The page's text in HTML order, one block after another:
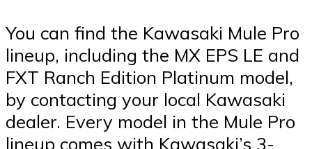
You can find the Kawasaki Mule Pro
lineup, including the MX EPS LE and
FXT Ranch Edition Platinum model,
by contacting your local Kawasaki
dealer. Every model in the Mule Pro
lineup comes with Kawasaki’s 3-